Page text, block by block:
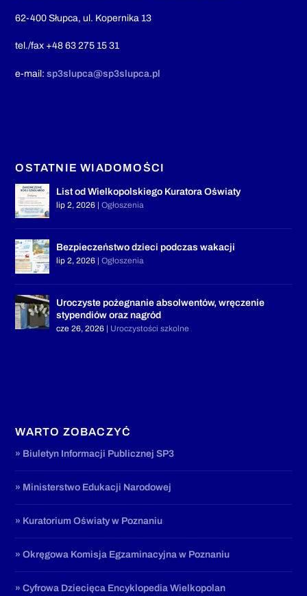
62-400 Słupca, ul. Kopernika 13
tel./fax +48 63 275 15 31
e-mail:sp3slupca@sp3slupca.pl
OSTATNIE WIADOMOŚCI
List od Wielkopolskiego Kuratora Oświaty
lip 2, 2026 |Ogłoszenia
Bezpieczeństwo dzieci podczas wakacji
lip 2, 2026 |Ogłoszenia
Uroczyste pożegnanie absolwentów, wręczenie
stypendiów oraz nagród
cze 26, 2026 | Uroczystości szkolne
WARTO ZOBACZYĆ
» Biuletyn Informacji Publicznej SP3
» Ministerstwo Edukacji Narodowej
» Kuratorium Oświaty w Poznaniu
» Okręgowa Komisja Egzaminacyjna w Poznaniu
» Cyfrowa Dziecięca Encyklopedia Wielkopolan